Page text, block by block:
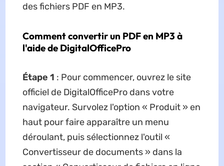
des fichiers PDF en MP3.
Comment convertir un PDF en MP3 à
l'aide de DigitalOfficePro
Étape 1 : Pour commencer, ouvrez le site
officiel de DigitalOfficePro dans votre
navigateur. Survolez l'option « Produit » en
haut pour faire apparaître un menu
déroulant, puis sélectionnez l'outil «
Convertisseur de documents » dans la